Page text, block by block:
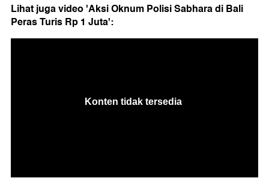
Lihat juga video 'Aksi Oknum Polisi Sabhara di Bali
Peras Turis Rp 1 Juta':